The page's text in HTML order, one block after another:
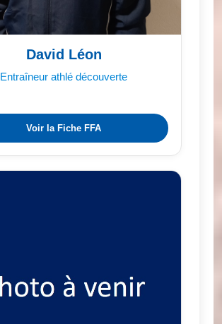
David Léon
Entraîneur athlé découverte
Voir la Fiche FFA